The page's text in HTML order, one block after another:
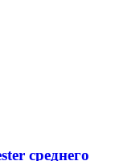
среднего